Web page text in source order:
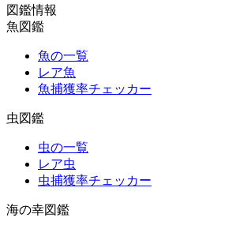
図鑑情報
魚図鑑
魚の一覧
レア魚
魚捕獲率チェッカー
虫図鑑
虫の一覧
レア虫
虫捕獲率チェッカー
海の幸図鑑